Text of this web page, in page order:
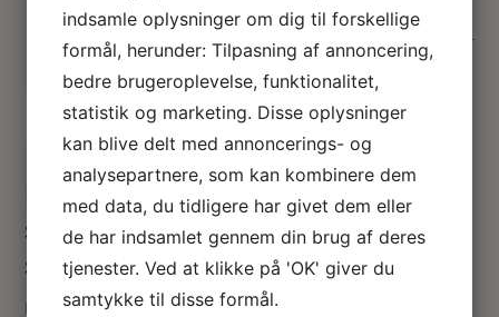
På lager
Tilføj til kurv
Miniature toiletbord / make-up bord /
sminkebord med ovalt spejl og 7
skuffer
Miniature toiletbord i valnøddetræ med fine blomster
indsamle oplysninger om dig til forskellige
formål, herunder: Tilpasning af annoncering,
bedre brugeroplevelse, funktionalitet,
statistik og marketing. Disse oplysninger
kan blive delt med annoncerings- og
analysepartnere, som kan kombinere dem
med data, du tidligere har givet dem eller
de har indsamlet gennem din brug af deres
tjenester. Ved at klikke på 'OK' giver du
samtykke til disse formål.